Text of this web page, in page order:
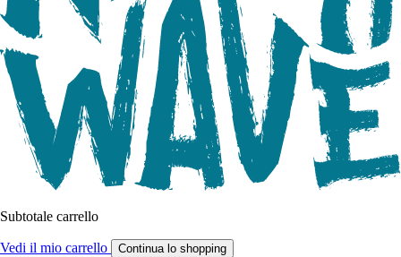
Subtotale carrello
Vedi il mio carrello Continua lo shopping